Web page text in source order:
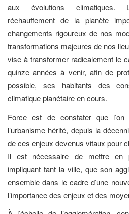
aux évolutions climatiques.
réchauffement de la planète
changements rigoureux de nos
transformations majeures de nos
vise à transformer radicalement le
quinze années à venir, afin de
possible, ses habitants des
climatique planétaire en cours.
Force est de constater que
l’urbanisme hérité, depuis la
de ces enjeux devenus vitaux pour
Il est nécessaire de mettre en
impliquant tant la ville, que son
ensemble dans le cadre d’une
l’importance des enjeux et des